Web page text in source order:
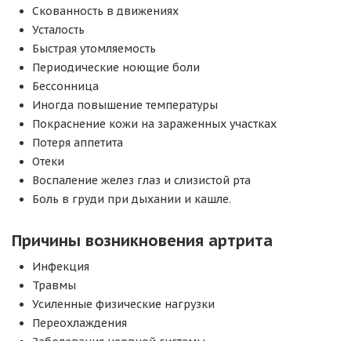
Скованность в движениях
Усталость
Быстрая утомляемость
Периодические ноющие боли
Бессонница
Иногда повышение температуры
Покраснение кожи на зараженных участках
Потеря аппетита
Отеки
Воспаление желез глаз и слизистой рта
Боль в груди при дыхании и кашле.
Причины возникновения артрита
Инфекция
Травмы
Усиленные физические нагрузки
Переохлаждения